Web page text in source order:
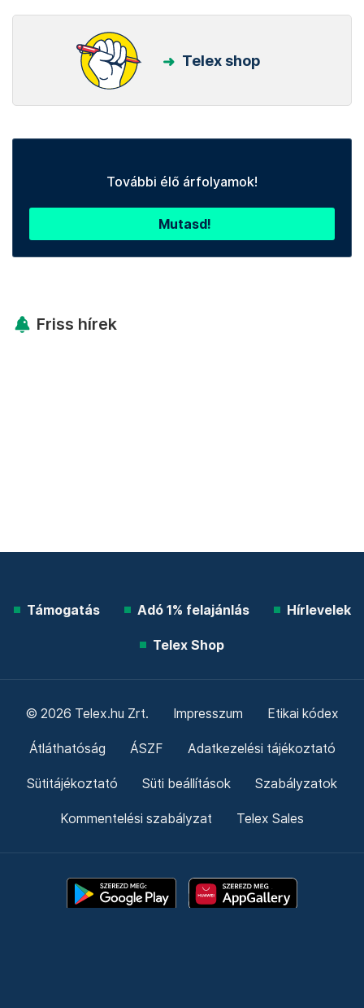
Telex shop
További élő árfolyamok!
Mutasd!
Friss hírek
Támogatás Adó 1% felajánlás Hírlevelek
Telex Shop
© 2026 Telex.hu Zrt. Impresszum Etikai kódex
Átláthatóság ÁSZF Adatkezelési tájékoztató
Sütitájékoztató Süti beállítások Szabályzatok
Kommentelési szabályzat Telex Sales